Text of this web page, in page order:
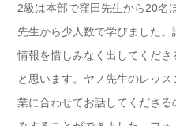
2級は本部で窪田先生から20名
先生から少人数で学びました。
情報を惜しみなく出してくだ
と思います。ヤノ先生のレッ
業に合わせてお話してくださ